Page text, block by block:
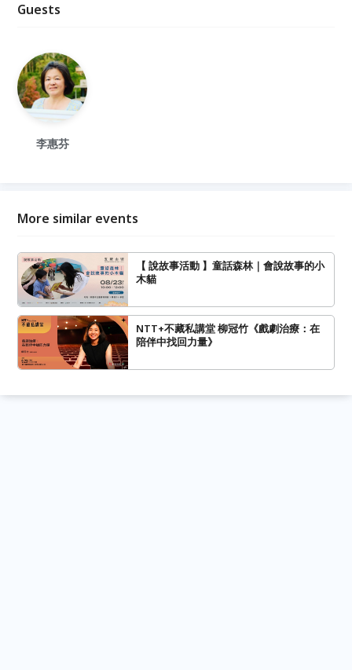
Guests
李惠芬
More similar events
【 說故事活動 】童話森林｜會說故事的小
木貓
NTT+不藏私講堂 柳冠竹《戲劇治療：在
陪伴中找回力量》